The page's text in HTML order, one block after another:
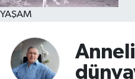
YAŞAM